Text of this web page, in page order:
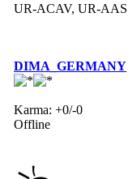
UR-ACAV, UR-AAS
DIMA_GERMANY
Karma: +0/-0
Offline